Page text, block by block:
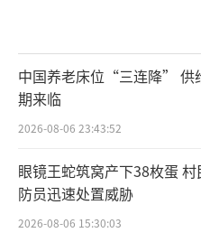
中国养老床位“三连降” 供
期来临
2026-08-06 23:43:52
眼镜王蛇筑窝产下38枚蛋 村
防员迅速处置威胁
2026-08-06 15:30:03